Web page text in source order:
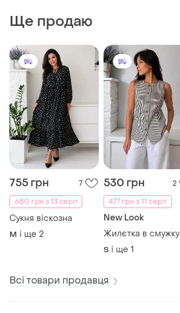
Ще продаю
755 грн
7
680 грн з 13 серп
Сукня віскозна
M і ще 2
530 грн
2
477 грн з 11 серп
New Look
Жилєтка в смужку
S і ще 1
Всі товари продавця